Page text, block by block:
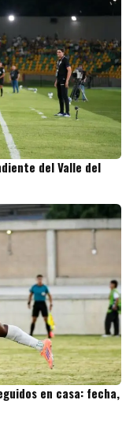
del Valle del
en casa: fecha,